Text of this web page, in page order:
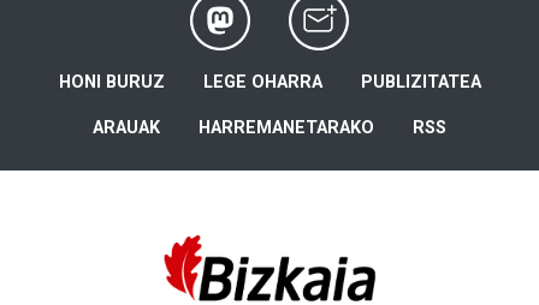
HONI BURUZ LEGE OHARRA PUBLIZITATEA
ARAUAK HARREMANETARAKO RSS